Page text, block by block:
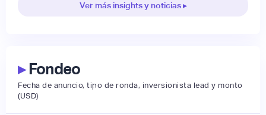
Ver más insights y noticias ▸
▸Fondeo
Fecha de anuncio, tipo de ronda, inversionista lead y monto
(USD)